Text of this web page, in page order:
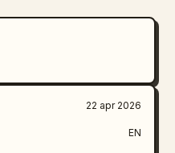
bianco, audace e
in testo maiuscolo
o una
che recita
22 apr 2026
EN